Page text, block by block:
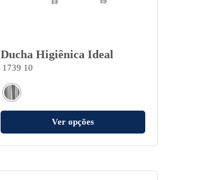
Ducha Higiênica Ideal
1739 10
Ver opções